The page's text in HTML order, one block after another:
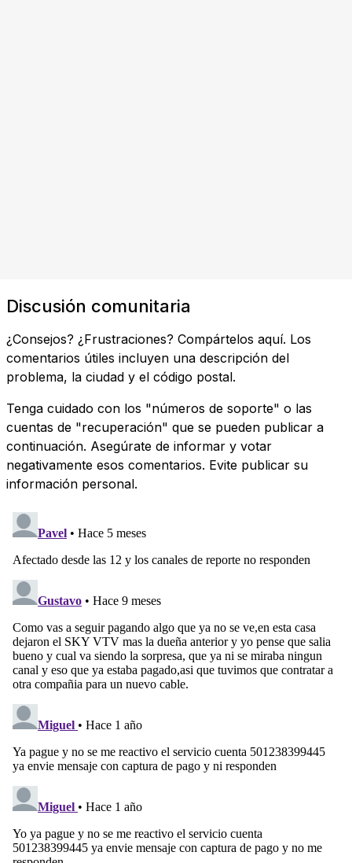
Discusión comunitaria
¿Consejos? ¿Frustraciones? Compártelos aquí. Los
comentarios útiles incluyen una descripción del
problema, la ciudad y el código postal.
Tenga cuidado con los "números de soporte" o las
cuentas de "recuperación" que se pueden publicar a
continuación. Asegúrate de informar y votar
negativamente esos comentarios. Evite publicar su
información personal.